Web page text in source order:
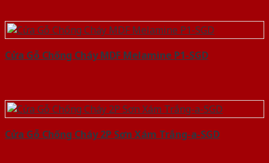
Cửa Gỗ Chống Cháy MDF Melamine P1-SGD
Cửa Gỗ Chống Cháy 2P Sơn Xám Trắng-a-SGD